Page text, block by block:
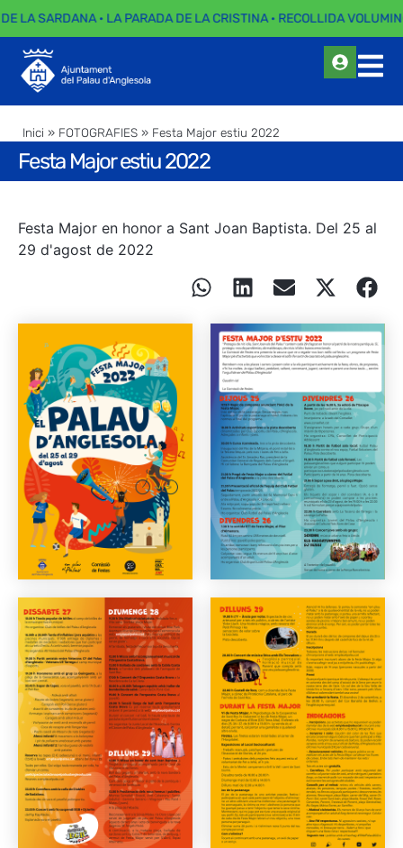
LA SARDANA · LA PARADA DE LA CRISTINA · RECOLLIDA
Inici » FOTOGRAFIES » Festa Major estiu 2022
Festa Major estiu 2022
Festa Major en honor a Sant Joan Baptista. Del 25 al
29 d'agost de 2022